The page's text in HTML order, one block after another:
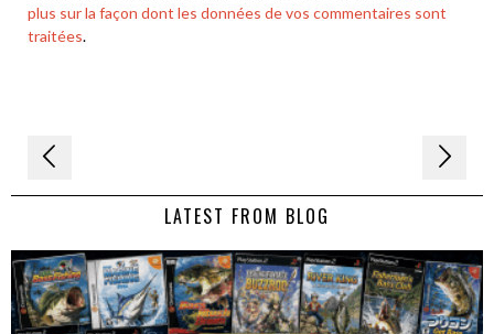
plus sur la façon dont les données de vos commentaires sont
traitées.
Navigation
de LATEST FROM BLOG